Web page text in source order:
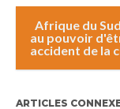
Afrique du
au pouvoir
accident de la
ARTICLES